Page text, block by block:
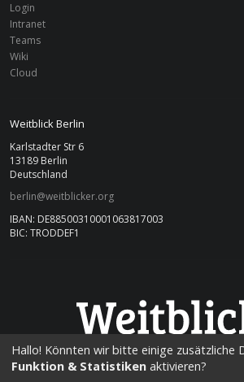
Login
Intranet
Teams
Wiki
Cloud
Weitblick Berlin
Karlstadter Str 6
13189 Berlin
Deutschland
berlin@weitblicker.org
IBAN: DE88500310001063817003
BIC: TRODDEF1
Hallo! Könnten wir bitte einige zusätzliche
Funktion & Statistiken aktivieren?